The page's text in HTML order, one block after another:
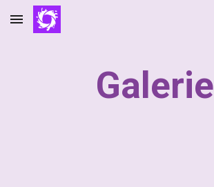
Skip to main content
Galerie